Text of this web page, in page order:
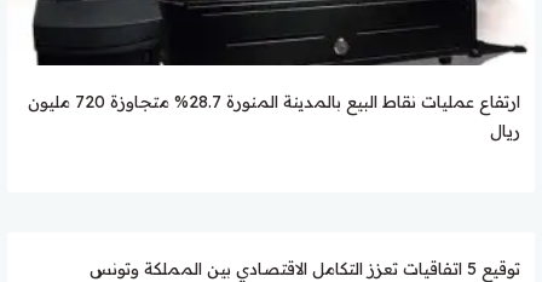
ارتفاع عمليات نقاط البيع بالمدينة المنورة 28.7% متجاوزة 720 مليون
ريال
توقيع 5 اتفاقيات تعزز التكامل الاقتصادي بين المملكة وتونس